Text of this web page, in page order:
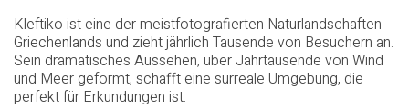
Kleftiko ist eine der meistfotografierten Naturlandschaften
Griechenlands und zieht jährlich Tausende von Besuchern an.
Sein dramatisches Aussehen, über Jahrtausende von Wind
und Meer geformt, schafft eine surreale Umgebung, die
perfekt für Erkundungen ist.